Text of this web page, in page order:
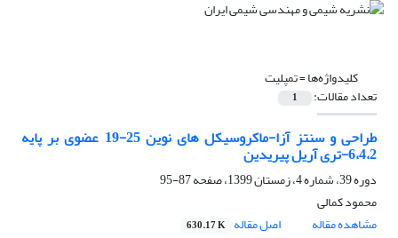
کلیدواژه‌ها =تمپلیت
تعداد مقالات: 1
طراحی و سنتز آزا-ماکروسیکل های نوین 25-19 عضوی بر پایه
6،4،2-تری آریل پیریدین
دوره 39، شماره 4، زمستان 1399، صفحه
87-95
محمود کمالی
مشاهده مقاله
اصل مقاله 630.17 K